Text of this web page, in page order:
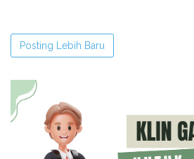
Posting Lebih Baru